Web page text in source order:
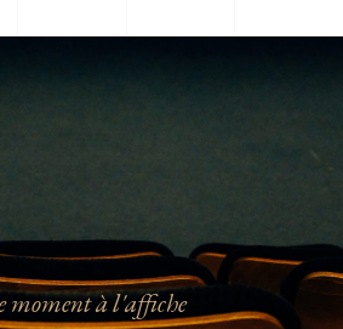
moment à l'affiche